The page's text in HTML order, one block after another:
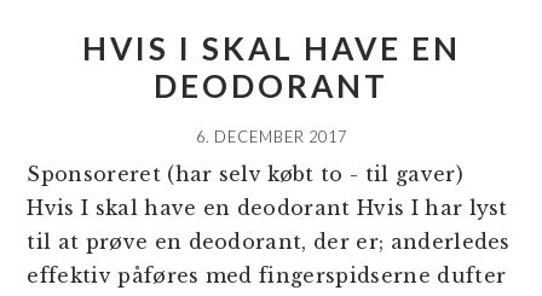
HVIS I SKAL HAVE EN
DEODORANT
6. DECEMBER 2017
Sponsoreret (har selv købt to - til gaver)
Hvis I skal have en deodorant Hvis I har lyst
til at prøve en deodorant, der er; anderledes
effektiv påføres med fingerspidserne dufter